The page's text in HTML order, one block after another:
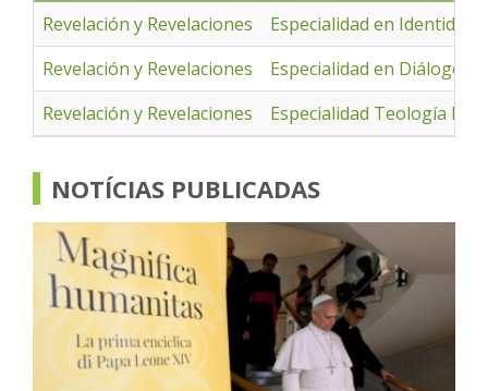
Revelación y Revelaciones
Especialidad en Identidad
Revelación y Revelaciones
Especialidad en Diálogo
Revelación y Revelaciones
Especialidad Teología
NOTÍCIAS PUBLICADAS